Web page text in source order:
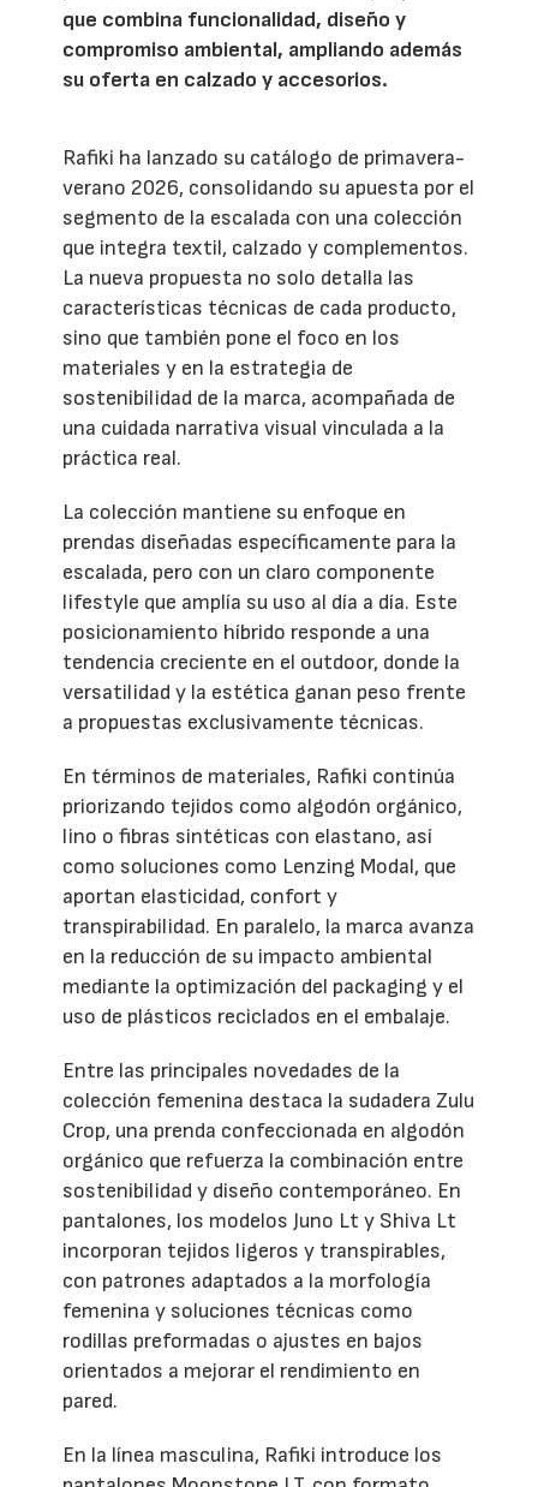
que combina funcionalidad, diseño y
compromiso ambiental, ampliando además
su oferta en calzado y accesorios.
Rafiki ha lanzado su catálogo de primavera-
verano 2026, consolidando su apuesta por el
segmento de la escalada con una colección
que integra textil, calzado y complementos.
La nueva propuesta no solo detalla las
características técnicas de cada producto,
sino que también pone el foco en los
materiales y en la estrategia de
sostenibilidad de la marca, acompañada de
una cuidada narrativa visual vinculada a la
práctica real.
La colección mantiene su enfoque en
prendas diseñadas específicamente para la
escalada, pero con un claro componente
lifestyle que amplía su uso al día a día. Este
posicionamiento híbrido responde a una
tendencia creciente en el outdoor, donde la
versatilidad y la estética ganan peso frente
a propuestas exclusivamente técnicas.
En términos de materiales, Rafiki continúa
priorizando tejidos como algodón orgánico,
lino o fibras sintéticas con elastano, así
como soluciones como Lenzing Modal, que
aportan elasticidad, confort y
transpirabilidad. En paralelo, la marca avanza
en la reducción de su impacto ambiental
mediante la optimización del packaging y el
uso de plásticos reciclados en el embalaje.
Entre las principales novedades de la
colección femenina destaca la sudadera Zulu
Crop, una prenda confeccionada en algodón
orgánico que refuerza la combinación entre
sostenibilidad y diseño contemporáneo. En
pantalones, los modelos Juno Lt y Shiva Lt
incorporan tejidos ligeros y transpirables,
con patrones adaptados a la morfología
femenina y soluciones técnicas como
rodillas preformadas o ajustes en bajos
orientados a mejorar el rendimiento en
pared.
En la línea masculina, Rafiki introduce los